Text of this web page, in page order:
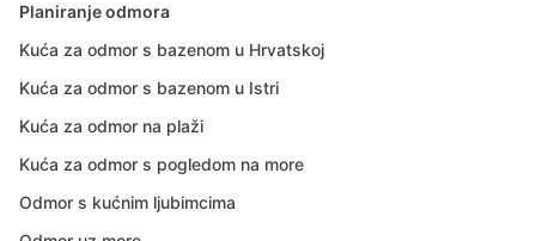
Planiranje odmora
Kuća za odmor s bazenom u Hrvatskoj
Kuća za odmor s bazenom u Istri
Kuća za odmor na plaži
Kuća za odmor s pogledom na more
Odmor s kućnim ljubimcima